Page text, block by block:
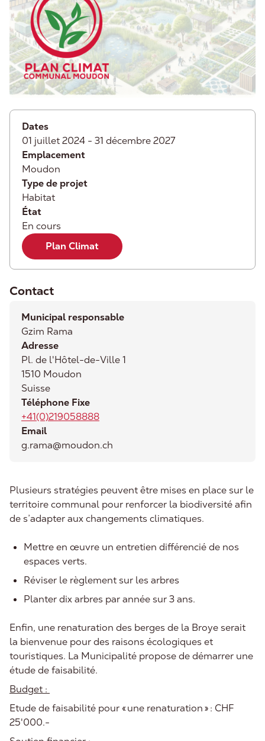
Informations
Dates
01 juillet 2024 - 31 décembre 2027
Emplacement
Moudon
Type de projet
Habitat
État
En cours
Plan Climat
Contact
Municipal responsable
Gzim Rama
Adresse
Pl. de l'Hôtel-de-Ville 1
1510 Moudon
Suisse
Téléphone Fixe
+41(0)219058888
Email
g.rama@moudon.ch
Plusieurs stratégies peuvent être mises en place sur le
territoire communal pour renforcer la biodiversité afin
de s’adapter aux changements climatiques.
Mettre en œuvre un entretien différencié de nos
espaces verts.
Réviser le règlement sur les arbres
Planter dix arbres par année sur 3 ans.
Enfin, une renaturation des berges de la Broye serait
la bienvenue pour des raisons écologiques et
touristiques. La Municipalité propose de démarrer une
étude de faisabilité.
Budget :
Etude de faisabilité pour « une renaturation » : CHF
25'000.-